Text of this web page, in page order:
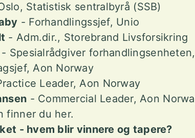
Statistisk sentralbyrå (SSB)
- Forhandlingssjef, Unio
- Adm.dir., Storebrand Livsforsikring
- Spesialrådgiver
Aon Norway
Leader, Aon Norway
- Commercial Leader, Aon
finner du her.
- hvem blir vinnere og tapere?